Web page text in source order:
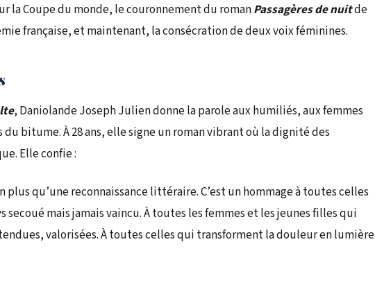
la Coupe du monde, le couronnement du romanPassagères de nuitde
française, et maintenant, la consécration de deux voix féminines.
, Daniolande Joseph Julien donne la parole aux humiliés, aux femmes
bitume. À 28 ans, elle signe un roman vibrant où la dignité des
Elle confie :
plus qu’une reconnaissance littéraire. C’est un hommage à toutes celles
secoué mais jamais vaincu. À toutes les femmes et les jeunes filles qui
valorisées. À toutes celles qui transforment la douleur en lumière